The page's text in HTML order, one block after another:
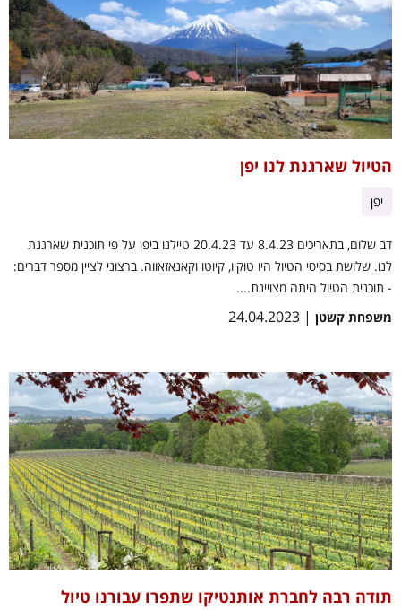
הטיול שארגנת לנו יפן
יפן
דב שלום, בתאריכים 8.4.23 עד 20.4.23 טיילנו ביפן על פי תוכנית שארגנת
לנו. שלושת בסיסי הטיול היו טוקיו, קיוטו וקאנאזאווה. ברצוני לציין מספר דברים:
- תוכנית הטיול היתה מצויינת....
משפחת קשטן | 24.04.2023
תודה רבה לחברת אותנטיקו שתפרו עבורנו טיול